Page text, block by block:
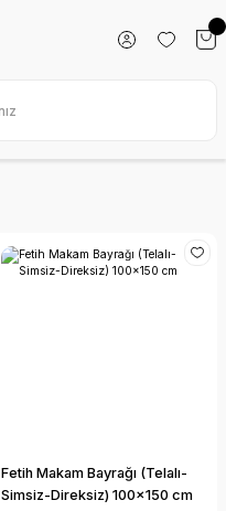
Fetih Makam Bayrağı (Telalı-
Simsiz-Direksiz) 100x150 cm